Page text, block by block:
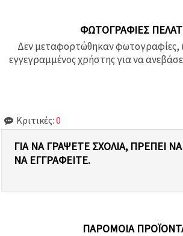
ΦΩΤΟΓΡΑΦΊΕΣ
Δεν μεταφορτώθηκαν φωτογραφίες,
εγγεγραμμένος χρήστης για να
Κριτικές: 0
ΓΙΑ ΝΑ ΓΡΆΨΕΤΕ ΣΧΌΛΙΑ, ΠΡΈΠΕΙ
Α ΕΓΓΡΑΦΕΊΤΕ.
ΠΑΡΌΜΟΙΑ